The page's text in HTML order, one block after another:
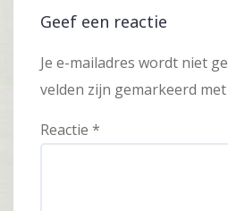
Geef een reactie
Je e-mailadres wordt niet
velden zijn gemarkeerd met
Reactie *